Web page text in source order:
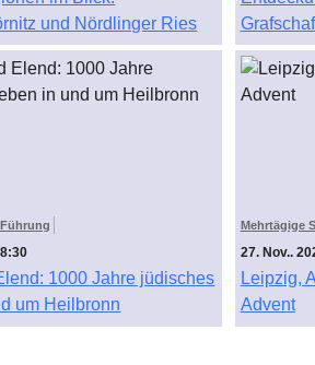
und Nördlinger Ries
1000 Jahre jüdisches
um Heilbronn
Mehrtägige
27. Nov..
Leipzig,
Advent